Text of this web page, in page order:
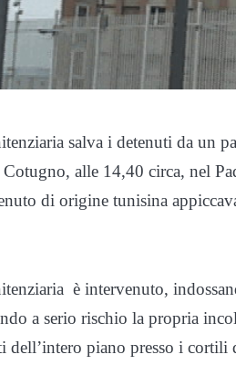
salva i detenuti da un
alle 14,40 circa, nel
di origine tunisina
è intervenuto,
a serio rischio la propria
piano presso i cortili